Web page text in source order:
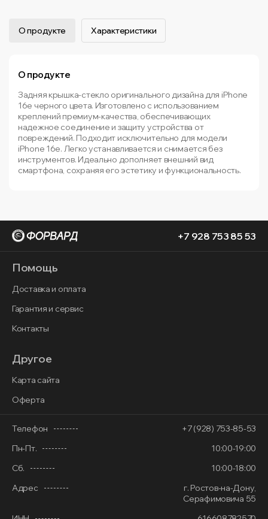
О продукте Характеристики
О продукте
Задняя крышка-стекло оригинального дизайна для iPhone
16e черного цвета. Изготовлено с использованием
креплений премиум-качества, обеспечивающих
надежное соединение и защиту устройства от
повреждений. Подходит исключительно для модели
iPhone 16e. Легко устанавливается и снимается без
инструментов. Идеально дополняет внешний вид
смартфона, сохраняя его эстетику и функциональность.
+7 928 753 85 53
Помощь
Доставка и оплата
Гарантия и сервис
Контакты
Другое
Карта сайта
Оферта
Телефон
+7 (928) 753-85-53
Пн-Пт.
10:00-19:00
Сб.
10:00-18:00
Адрес
г. Ростов-на-Дону,
Серафимовича 55